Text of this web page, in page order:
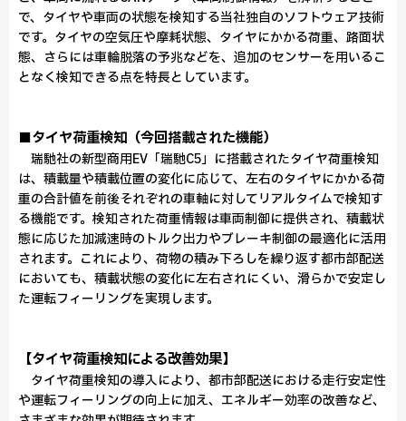
で、タイヤや車両の状態を検知する当社独自のソフトウェア技術
です。タイヤの空気圧や摩耗状態、タイヤにかかる荷重、路面状
態、さらには車輪脱落の予兆などを、追加のセンサーを用いるこ
となく検知できる点を特長としています。
■タイヤ荷重検知（今回搭載された機能）
瑞馳社の新型商用EV「瑞馳C5」に搭載されたタイヤ荷重検知
は、積載量や積載位置の変化に応じて、左右のタイヤにかかる荷
重の合計値を前後それぞれの車軸に対してリアルタイムで検知す
る機能です。検知された荷重情報は車両制御に提供され、積載状
態に応じた加減速時のトルク出力やブレーキ制御の最適化に活用
されます。これにより、荷物の積み下ろしを繰り返す都市部配送
においても、積載状態の変化に左右されにくい、滑らかで安定し
た運転フィーリングを実現します。
【タイヤ荷重検知による改善効果】
タイヤ荷重検知の導入により、都市部配送における走行安定性
や運転フィーリングの向上に加え、エネルギー効率の改善など、